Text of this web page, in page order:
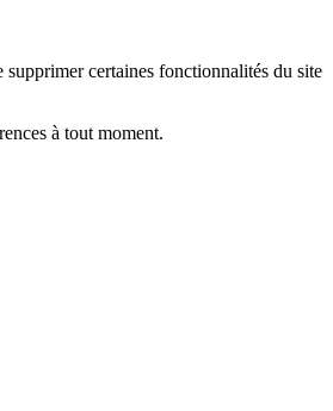
certaines fonctionnalités du site
à tout moment.